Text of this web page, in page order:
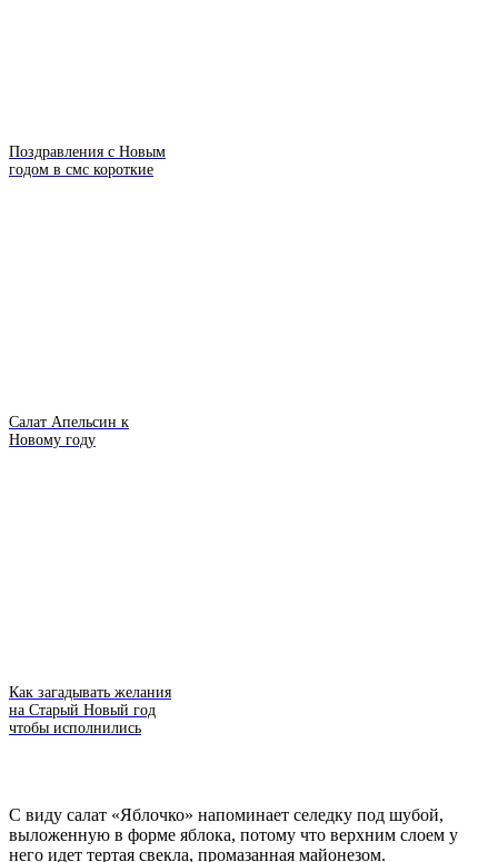
Поздравления с Новым
годом в смс короткие
Салат Апельсин к
Новому году
Как загадывать желания
на Старый Новый год
чтобы исполнились
С виду салат «Яблочко» напоминает селедку под шубой,
выложенную в форме яблока, потому что верхним слоем у
него идет тертая свекла, промазанная майонезом.